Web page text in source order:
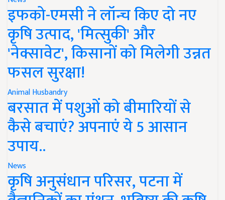
इफको-एमसी ने लॉन्च किए दो नए
कृषि उत्पाद, 'मित्सुकी' और
'नेक्सावेट', किसानों को मिलेगी उन्नत
फसल सुरक्षा!
Animal Husbandry
बरसात में पशुओं को बीमारियों से
कैसे बचाएं? अपनाएं ये 5 आसान
उपाय..
News
कृषि अनुसंधान परिसर, पटना में